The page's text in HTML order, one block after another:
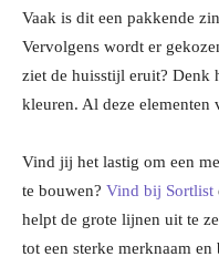
Vaak is dit een pakkende
Vervolgens wordt er
ziet de huisstijl eruit? Denk
kleuren. Al deze elementen
Vind jij het lastig om een
te bouwen? Vind bij Sortlist
helpt de grote lijnen uit te
tot een sterke merknaam